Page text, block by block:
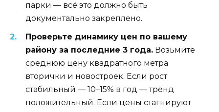
парки — всё это должно быть
документально закреплено.
Проверьте динамику цен по вашему
району за последние 3 года. Возьмите
среднюю цену квадратного метра
вторички и новостроек. Если рост
стабильный — 10–15% в год — тренд
положительный. Если цены стагнируют